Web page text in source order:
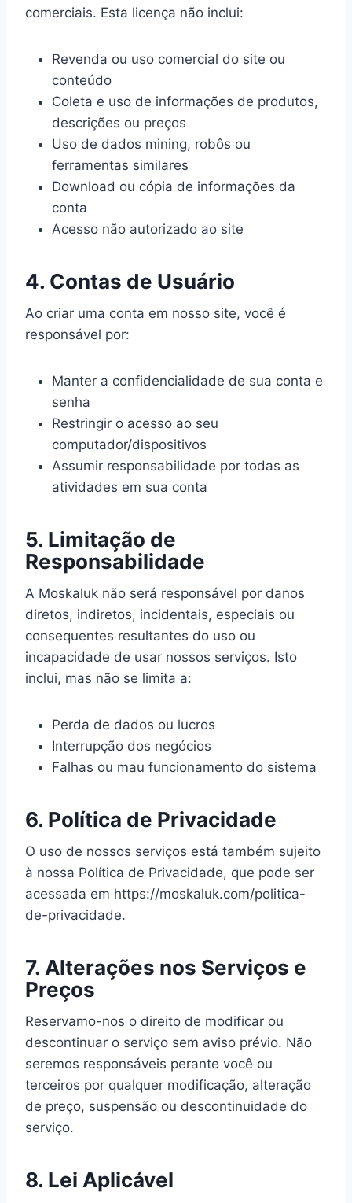
comerciais. Esta licença não inclui:
Revenda ou uso comercial do site ou
conteúdo
Coleta e uso de informações de produtos,
descrições ou preços
Uso de dados mining, robôs ou
ferramentas similares
Download ou cópia de informações da
conta
Acesso não autorizado ao site
4. Contas de Usuário
Ao criar uma conta em nosso site, você é
responsável por:
Manter a confidencialidade de sua conta e
senha
Restringir o acesso ao seu
computador/dispositivos
Assumir responsabilidade por todas as
atividades em sua conta
5. Limitação de
Responsabilidade
A Moskaluk não será responsável por danos
diretos, indiretos, incidentais, especiais ou
consequentes resultantes do uso ou
incapacidade de usar nossos serviços. Isto
inclui, mas não se limita a:
Perda de dados ou lucros
Interrupção dos negócios
Falhas ou mau funcionamento do sistema
6. Política de Privacidade
O uso de nossos serviços está também sujeito
à nossa Política de Privacidade, que pode ser
acessada em https://moskaluk.com/politica-
de-privacidade.
7. Alterações nos Serviços e
Preços
Reservamo-nos o direito de modificar ou
descontinuar o serviço sem aviso prévio. Não
seremos responsáveis perante você ou
terceiros por qualquer modificação, alteração
de preço, suspensão ou descontinuidade do
serviço.
8. Lei Aplicável